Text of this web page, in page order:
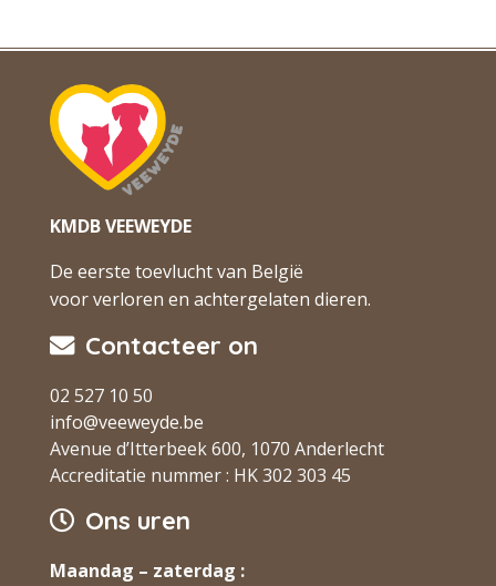
KMDB VEEWEYDE
De eerste toevlucht van België
voor verloren en achtergelaten dieren.
Contacteer on
02 527 10 50
info@veeweyde.be
Avenue d’Itterbeek 600, 1070 Anderlecht
Accreditatie nummer : HK 302 303 45
Ons uren
Maandag – zaterdag :